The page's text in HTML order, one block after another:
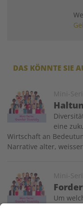
DAS KÖNNTE SIE
Mini-
Image
eine
Wirtschaft an
Narrative alter,
Mini-
Image
Um